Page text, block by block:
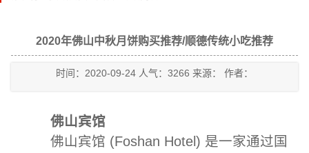
2020年佛山中秋月饼购买推荐/顺德传统小吃推荐
时间：2020-09-24 人气：3266 来源： 作者：
佛山宾馆
佛山宾馆 (Foshan Hotel) 是一家通过国